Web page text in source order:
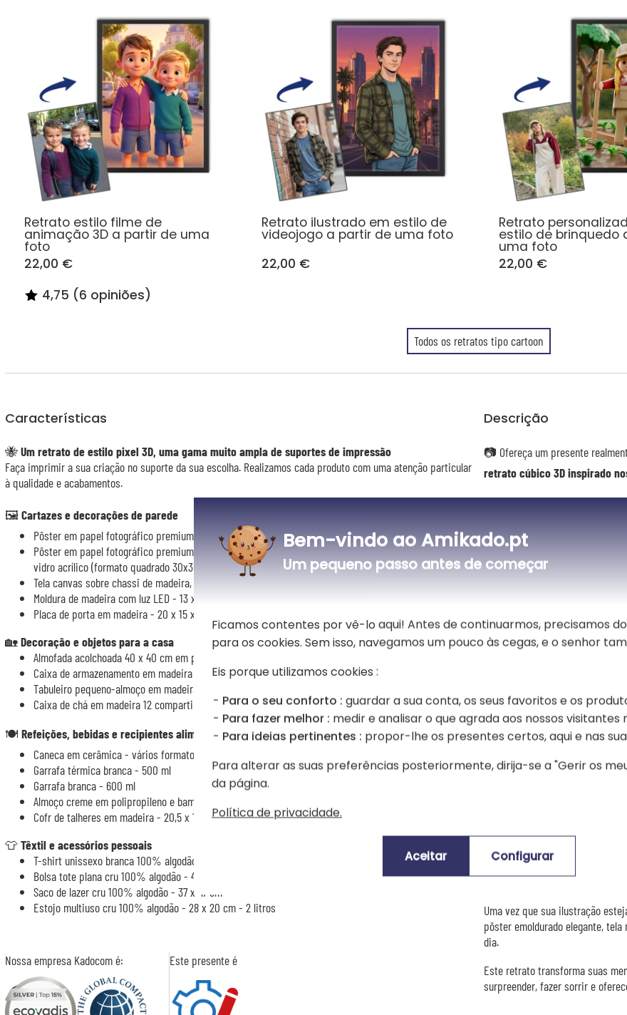
Retrato estilo filme de
animação 3D a partir de uma
foto
22,00 €
4,75 (6 opiniões)
Retrato ilustrado em estilo de
videojogo a partir de uma foto
22,00 €
Retrato
estilo de brinquedo
uma foto
22,00 €
Todos os retratos tipo cartoon
Características
🐝Umretrato de estilo pixel 3D, uma gama muito ampla de suportes de impressão
Faça imprimir a sua criação no suporte da sua escolha. Realizamos cada produto com uma atenção particular
à qualidade e acabamentos.
🖼️Cartazes e decorações de parede
Pôster em papel fotográfico premium semi-brilhante 260 gr, em vários formatos, sem moldura
Pôster em papel fotográfico premium semi-brilhante 260 gr com moldura em madeira MDF e placa em
vidro acrílico (formato quadrado 30x30 cm ou retangular A3)
Tela canvas sobre chassi de madeira, em vários formatos
Moldura de madeira com luz LED - 13 x 17 cm
Placa de porta em madeira - 20 x 15 x 0,3 cm
🏡Decoração e objetos para a casa
Almofada acolchoada 40 x 40 cm em poliéster (verso em algodão para as almofadas coloridas)
Caixa de armazenamento em madeira - dois formatos
Tabuleiro pequeno-almoço em madeira - 47 x 30 cm
Caixa de chá em madeira 12 compartimentos - 25 x 29 x 7,5 cm
🍽️ Refeições, bebidas e recipientes alimentares
Caneca em cerâmica - vários formatos e cores
Garrafa térmica branca - 500 ml
Garrafa branca - 600 ml
Almoço creme em polipropileno e bambu - 20 x 7 x 14 cm - 1 litro
Cofr de talheres em madeira - 20,5 x 13,5 x 3 cm - com 4 talheres inox personalizados
👕Têxtil e acessórios pessoais
T-shirt unissexo branca 100% algodão orgânico - 5 tamanhos
Bolsa tote plana cru 100% algodão - 42 x 38 cm
Saco de lazer cru 100% algodão - 37 x 47 cm
Estojo multiuso cru 100% algodão - 28 x 20 cm - 2 litros
Nossa empresa Kadocom é: Este presente é
Descrição
📷 Ofereça um presente
retrato cúbico 3D inspirado
Graças à nossa tecnologia de
formas geométricas cúbicas,
iluminação cinematográfica e
Cada personagem é
bloco, mantendo-se
Ao fazer seu pedido, você
recortado com cuidado pelo
⚠️Importante
A inteligência artificial pode às
de pessoas, acessórios,
Nós o convidamos a verificar
Se o resultado não lhe
entre em contato conosco
🖼️Uma obra pronta para ser
Uma vez que sua ilustração
pôster emoldurado elegante,
dia.
Este retrato transforma suas
surpreender, fazer sorrir e
Bem-vindo ao Amikado.pt
Um pequeno passo antes de começar
Ficamos contentes por vê-lo aqui! Antes de continuarmos, precisamos
para os cookies. Sem isso, navegamos um pouco às cegas, e o senhor
Eis porque utilizamos cookies :
Para o seu conforto : guardar a sua conta, os seus favoritos e os
Para fazer melhor : medir e analisar o que agrada aos nossos
Para ideias pertinentes : propor-lhe os presentes certos, aqui e nas
Para alterar as suas preferências posteriormente, dirija-se a "Gerir os
da página.
Política de privacidade.
Aceitar Configurar